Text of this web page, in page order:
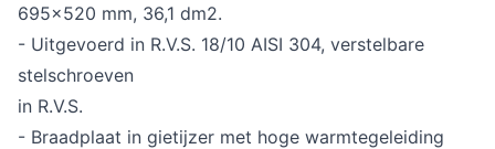
695x520 mm, 36,1 dm2.
- Uitgevoerd in R.V.S. 18/10 AISI 304, verstelbare
stelschroeven
in R.V.S.
- Braadplaat in gietijzer met hoge warmtegeleiding